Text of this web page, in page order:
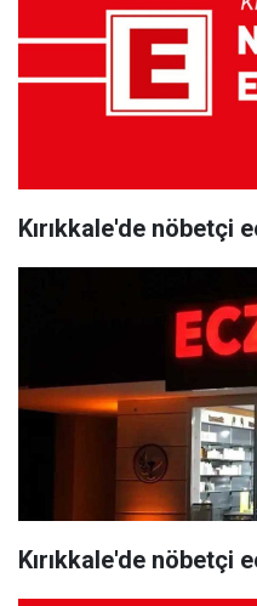
Kırıkkale'de nöbetçi
Kırıkkale'de nöbetçi